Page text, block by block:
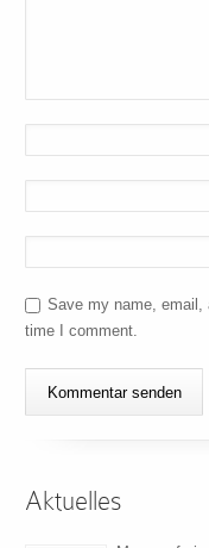
Save my name, email,
time I comment.
Aktuelles